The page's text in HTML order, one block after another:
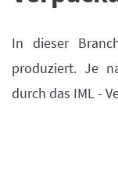
In dieser
produziert. Je
durch das IML -